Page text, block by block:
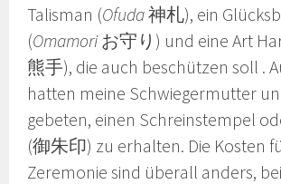
Talisman (Ofuda神札), ein
(Omamoriお守り) und eine Art
熊手), die auch beschützen soll .
hatten meine Schwiegermutter
gebeten, einen Schreinstempel
(御朱印) zu erhalten. Die Kosten
Zeremonie sind überall anders,